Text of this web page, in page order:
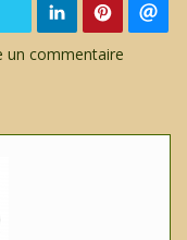
un commentaire